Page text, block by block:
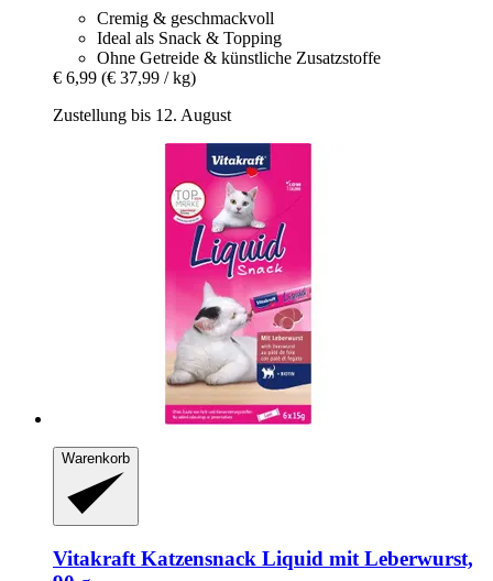
Cremig & geschmackvoll
Ideal als Snack & Topping
Ohne Getreide & künstliche Zusatzstoffe
€ 6,99 (€ 37,99 / kg)
Zustellung bis 12. August
Warenkorb
Vitakraft Katzensnack Liquid mit Leberwurst,